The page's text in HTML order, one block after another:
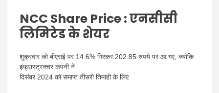
NCC Share Price : एनसीसी
लिमिटेड के शेयर
शुक्रवार को बीएसई पर 14.6% गिरकर 202.85 रुपये पर आ गए, क्योंकि
इंफ्रास्ट्रक्चर कंपनी ने
दिसंबर 2024 को समाप्त तीसरी तिमाही के लिए